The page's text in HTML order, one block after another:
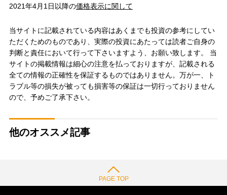
2021年4月1日以降の価格表示に関して
当サイトに記載されている内容はあくまでも投資の参考にしてい
ただくためのものであり、実際の投資にあたっては読者ご自身の
判断と責任において行って下さいますよう、お願い致します。 当
サイトの掲載情報は細心の注意を払っておりますが、記載される
全ての情報の正確性を保証するものではありません。万が一、ト
ラブル等の損失が被っても損害等の保証は一切行っておりません
ので、予めご了承下さい。
他のオススメ記事
PAGE TOP